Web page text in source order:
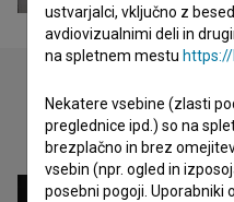
ustvarjalci, vključno z
avdiovizualnimi deli in
na spletnem mestu
Nekatere vsebine (zlasti
preglednice ipd.) so na
brezplačno in brez
vsebin (npr. ogled in
posebni pogoji. Uporabniki